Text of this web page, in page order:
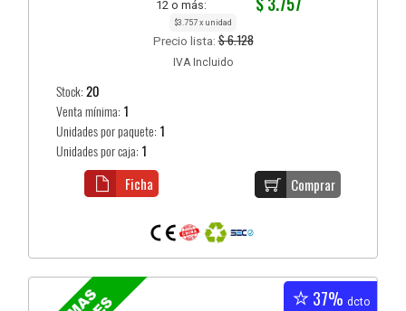
12 o más:
$3.757 x unidad
Precio lista:$ 6.128
IVA Incluido
Stock:20
Venta mínima: 1
Unidades por paquete: 1
Unidades por caja: 1
Comprar
Ficha
37% dcto